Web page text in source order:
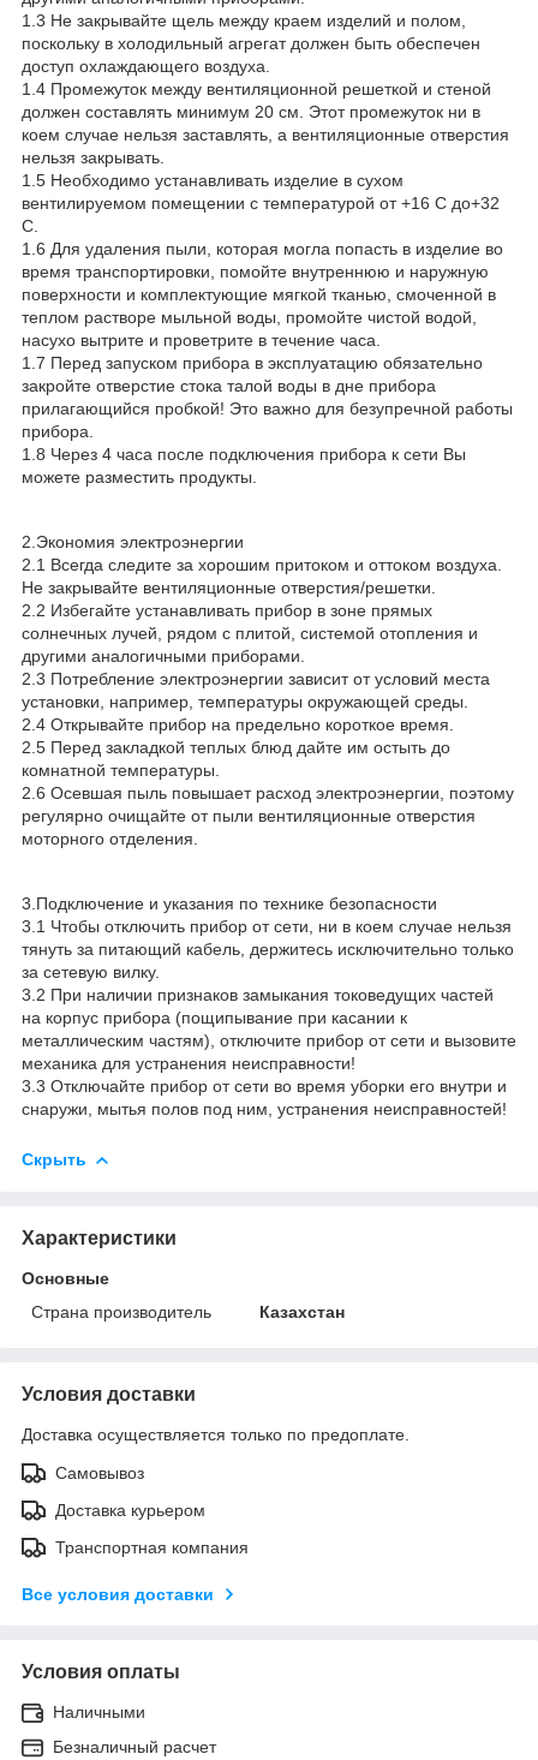
1.3 Не закрывайте щель между краем изделий и полом,
поскольку в холодильный агрегат должен быть обеспечен
доступ охлаждающего воздуха.
1.4 Промежуток между вентиляционной решеткой и стеной
должен составлять минимум 20 см. Этот промежуток ни в
коем случае нельзя заставлять, а вентиляционные отверстия
нельзя закрывать.
1.5 Необходимо устанавливать изделие в сухом
вентилируемом помещении с температурой от +16 С до+32
С.
1.6 Для удаления пыли, которая могла попасть в изделие во
время транспортировки, помойте внутреннюю и наружную
поверхности и комплектующие мягкой тканью, смоченной в
теплом растворе мыльной воды, промойте чистой водой,
насухо вытрите и проветрите в течение часа.
1.7 Перед запуском прибора в эксплуатацию обязательно
закройте отверстие стока талой воды в дне прибора
прилагающийся пробкой! Это важно для безупречной работы
прибора.
1.8 Через 4 часа после подключения прибора к сети Вы
можете разместить продукты.
2.Экономия электроэнергии
2.1 Всегда следите за хорошим притоком и оттоком воздуха.
Не закрывайте вентиляционные отверстия/решетки.
2.2 Избегайте устанавливать прибор в зоне прямых
солнечных лучей, рядом с плитой, системой отопления и
другими аналогичными приборами.
2.3 Потребление электроэнергии зависит от условий места
установки, например, температуры окружающей среды.
2.4 Открывайте прибор на предельно короткое время.
2.5 Перед закладкой теплых блюд дайте им остыть до
комнатной температуры.
2.6 Осевшая пыль повышает расход электроэнергии, поэтому
регулярно очищайте от пыли вентиляционные отверстия
моторного отделения.
3.Подключение и указания по технике безопасности
3.1 Чтобы отключить прибор от сети, ни в коем случае нельзя
тянуть за питающий кабель, держитесь исключительно только
за сетевую вилку.
3.2 При наличии признаков замыкания токоведущих частей
на корпус прибора (пощипывание при касании к
металлическим частям), отключите прибор от сети и вызовите
механика для устранения неисправности!
3.3 Отключайте прибор от сети во время уборки его внутри и
снаружи, мытья полов под ним, устранения неисправностей!
Скрыть
Характеристики
Основные
Страна производитель
Казахстан
Условия доставки
Доставка осуществляется только по предоплате.
Самовывоз
Доставка курьером
Транспортная компания
Все условия доставки
Условия оплаты
Наличными
Безналичный расчет